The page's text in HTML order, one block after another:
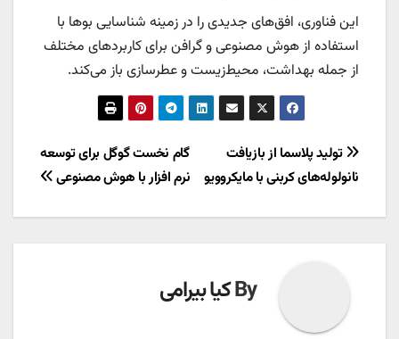
این فناوری، افق‌های جدیدی را در زمینه شناسایی بوها با
استفاده از هوش مصنوعی و گرافن برای کاربردهای مختلف
از جمله بهداشت، محیط‌زیست و عطرسازی باز می‌کند.
راهبری
نوشته
گام نخست گوگل برای توسعه
نرم افزار با هوش مصنوعی
تولید پلاسما از بازیافت
نانولوله‌های کربنی با مایکروویو
Byکیا بیرامی